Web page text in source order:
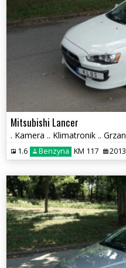
Mitsubishi Lancer
1.6 Benzyna KM 117 2013